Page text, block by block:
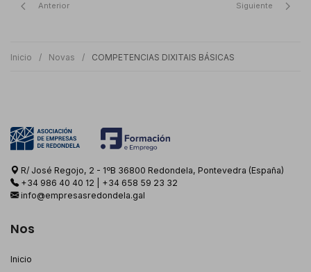
Anterior Siguiente
Inicio Novas COMPETENCIAS DIXITAIS BÁSICAS
R/ José Regojo, 2 - 1ºB 36800 Redondela, Pontevedra (España)
+34 986 40 40 12
+34 658 59 23 32
info@empresasredondela.gal
Nos
Inicio